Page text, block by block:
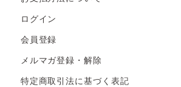
ログイン
会員登録
メルマガ登録・解除
特定商取引法に基づく表記